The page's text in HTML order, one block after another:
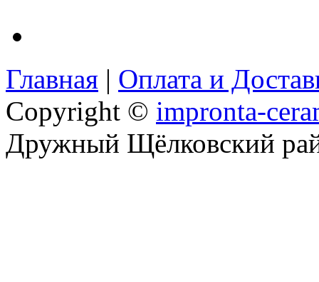
Главная | Оплата и
Copyright © impronta-
Дружный Щёлковский